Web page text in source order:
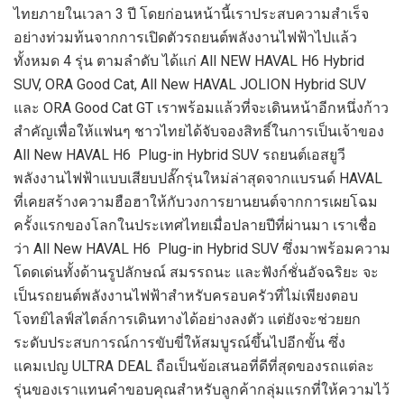
ไทยภายในเวลา 3 ปี โดยก่อนหน้านี้เราประสบความสำเร็จ
อย่างท่วมท้นจากการเปิดตัวรถยนต์พลังงานไฟฟ้าไปแล้ว
ทั้งหมด 4 รุ่น ตามลำดับ ได้แก่ All NEW HAVAL H6 Hybrid
SUV, ORA Good Cat, All New HAVAL JOLION Hybrid SUV
และ ORA Good Cat GT เราพร้อมแล้วที่จะเดินหน้าอีกหนึ่งก้าว
สำคัญเพื่อให้แฟนๆ ชาวไทยได้จับจองสิทธิ์ในการเป็นเจ้าของ
All New HAVAL H6 Plug-in Hybrid SUV รถยนต์เอสยูวี
พลังงานไฟฟ้าแบบเสียบปลั๊กรุ่นใหม่ล่าสุดจากแบรนด์ HAVAL
ที่เคยสร้างความฮือฮาให้กับวงการยานยนต์จากการเผยโฉม
ครั้งแรกของโลกในประเทศไทยเมื่อปลายปีที่ผ่านมา เราเชื่อ
ว่า All New HAVAL H6 Plug-in Hybrid SUV ซึ่งมาพร้อมความ
โดดเด่นทั้งด้านรูปลักษณ์ สมรรถนะ และฟังก์ชั่นอัจฉริยะ จะ
เป็นรถยนต์พลังงานไฟฟ้าสำหรับครอบครัวที่ไม่เพียงตอบ
โจทย์ไลฟ์สไตล์การเดินทางได้อย่างลงตัว แต่ยังจะช่วยยก
ระดับประสบการณ์การขับขี่ให้สมบูรณ์ขึ้นไปอีกขั้น ซึ่ง
แคมเปญ ULTRA DEAL ถือเป็นข้อเสนอที่ดีที่สุดของรถแต่ละ
รุ่นของเราแทนคำขอบคุณสำหรับลูกค้ากลุ่มแรกที่ให้ความไว้